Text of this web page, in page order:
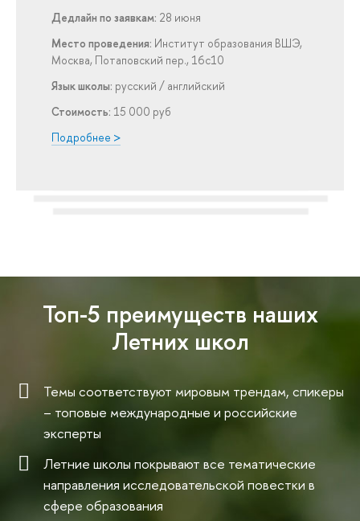
Дедлайн по заявкам: 28 июня
Место проведения: Институт образования ВШЭ,
Москва, Потаповский пер., 16с10
Язык школы: русский / английский
Стоимость: 15 000 руб
Подробнее >
Топ-5 преимуществ наших
Летних школ
Темы соответствуют мировым трендам, спикеры
– топовые международные и российские
эксперты
Летние школы покрывают все тематические
направления исследовательской повестки в
сфере образования